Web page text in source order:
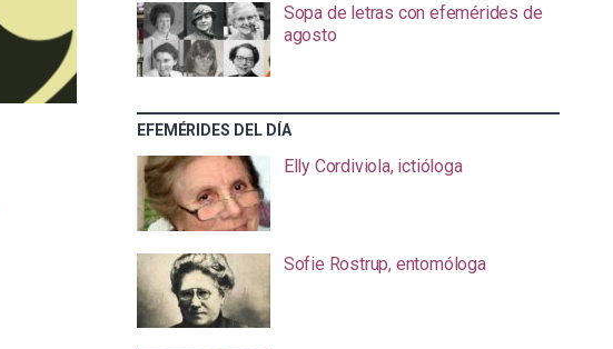
Sopa de letras con efemérides de
agosto
EFEMÉRIDES DEL DÍA
Elly Cordiviola, ictióloga
Sofie Rostrup, entomóloga